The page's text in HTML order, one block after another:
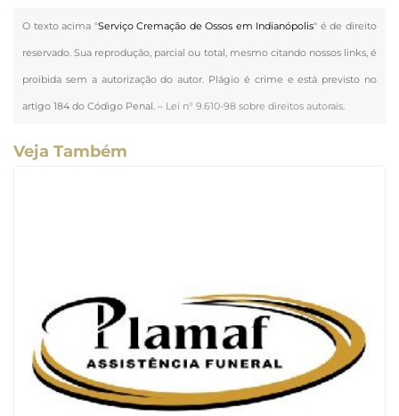
O texto acima "Serviço Cremação de Ossos em Indianópolis" é de direito
reservado. Sua reprodução, parcial ou total, mesmo citando nossos links, é
proibida sem a autorização do autor. Plágio é crime e está previsto no
artigo 184 do Código Penal. – Lei n° 9.610-98 sobre direitos autorais.
Veja Também